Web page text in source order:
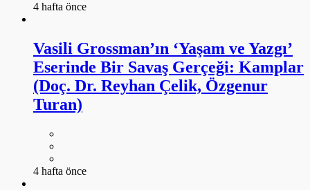
4 hafta önce
Vasili Grossman’ın ‘Yaşam ve Yazgı’
Eserinde Bir Savaş Gerçeği: Kamplar
(Doç. Dr. Reyhan Çelik, Özgenur
Turan)
4 hafta önce